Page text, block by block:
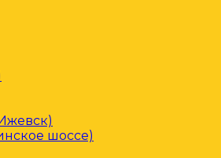
шоссе)